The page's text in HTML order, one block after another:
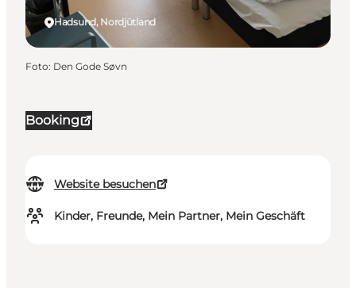
Booking
Website besuchen
Kinder, Freunde, Mein Partner, Mein Geschäft
Hadsund, Nordjütland
Foto: Den Gode Søvn